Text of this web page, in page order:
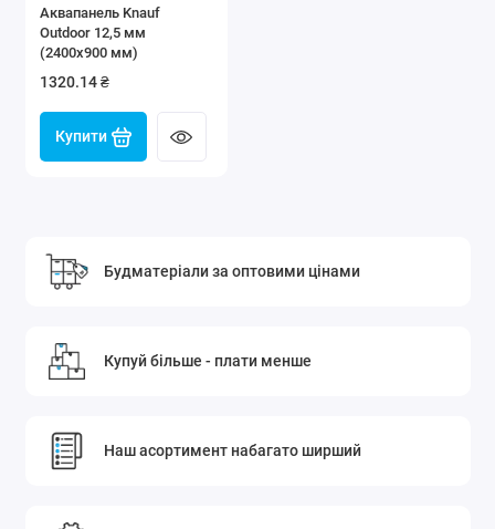
Аквапанель Knauf
Outdoor 12,5 мм
(2400x900 мм)
1320.14 ₴
Купити
Будматеріали за оптовими цінами
Купуй більше - плати менше
Наш асортимент набагато ширший